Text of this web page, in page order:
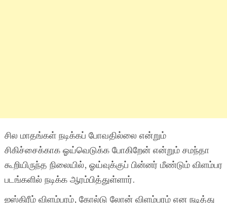
சில மாதங்கள் நடிக்கப் போவதில்லை என்றும்
சிகிச்சைக்காக ஓய்வெடுக்க போகிறேன் என்றும் சமந்தா
கூறியிருந்த நிலையில், ஓய்வுக்குப் பின்னர் மீண்டும் விளம்பர
படங்களில் நடிக்க ஆரம்பித்துள்ளார்.
ஐஸ்கிரீம் விளம்பரம், கோல்டு லோன் விளம்பரம் என நடித்து